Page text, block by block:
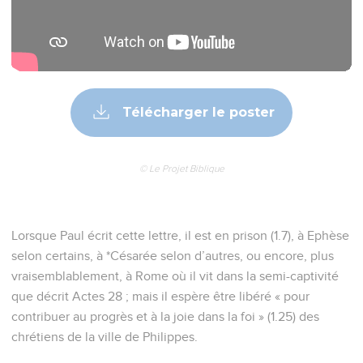
Télécharger le poster
© Le Projet Biblique
Lorsque Paul écrit cette lettre, il est en prison (1.7), à Ephèse
selon certains, à *Césarée selon d’autres, ou encore, plus
vraisemblablement, à Rome où il vit dans la semi-captivité
que décrit Actes 28 ; mais il espère être libéré « pour
contribuer au progrès et à la joie dans la foi » (1.25) des
chrétiens de la ville de Philippes.